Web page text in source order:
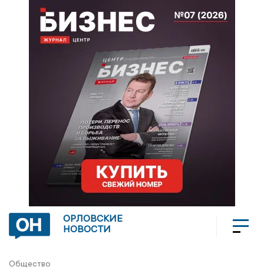
ОРЛОВСКИЕ
НОВОСТИ
Общество